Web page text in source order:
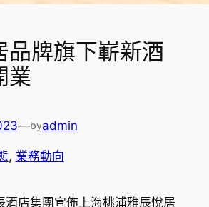
品牌旗下嶄新酒
業
—byadmin
, 業務動向
酒店集團宣佈上海桃浦雅辰悅居